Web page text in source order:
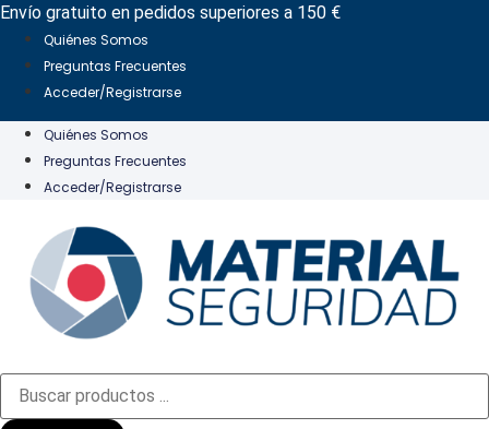
Ir
contenido
Envío gratuito en pedidos superiores a 150 €
Quiénes Somos
Preguntas Frecuentes
Acceder/Registrarse
Quiénes Somos
Preguntas Frecuentes
Acceder/Registrarse
Búsqueda
productos